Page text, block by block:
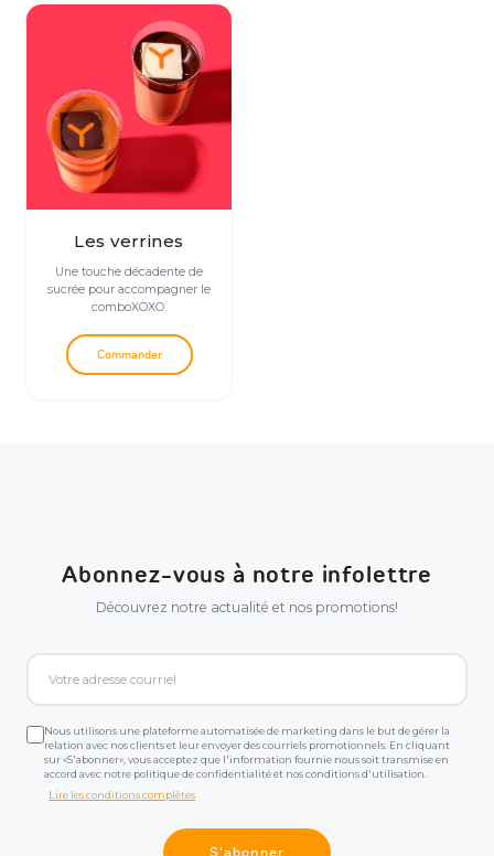
Les verrines
Une touche décadente de
sucrée pour accompagner le
comboXOXO.
Commander
Abonnez-vous à notre infolettre
Découvrez notre actualité et nos promotions!
Nous utilisons une plateforme automatisée de marketing dans le but de gérer la
relation avec nos clients et leur envoyer des courriels promotionnels. En cliquant
sur «S'abonner», vous acceptez que l'information fournie nous soit transmise en
accord avec notre politique de confidentialité et nos conditions d'utilisation.
Lire les conditions complètes